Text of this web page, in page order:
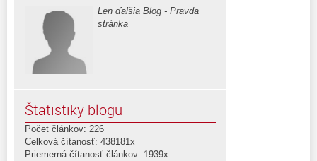
Len ďalšia Blog - Pravda
stránka
Štatistiky blogu
Počet článkov: 226
Celková čítanosť: 438181x
Priemerná čítanosť článkov: 1939x